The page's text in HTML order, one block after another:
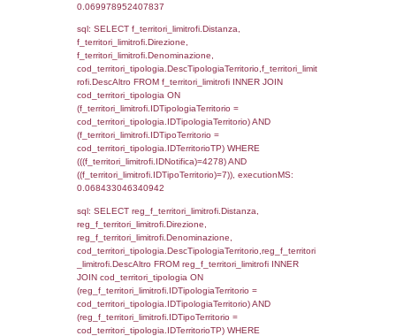
f_territori_limitrofi INNER JOIN
(f_territori_limitrofi.IDTipologiaTerritorio =
cod_territori_tipologia.IDTipologiaTerritorio
f_territori_limitrofi.IDTipoTerritorio =
cod_territori_tipologia.IDTerritorioTP )
((f_territori_limitrofi.IDNotifica) = 4278 ) AND
cod_territori_tipologia.IDTerritorioTP = 1)
executionMS: 0.073024988174438
sql: SELECT f_territori_limitrofi.Distanza,
f_territori_limitrofi.Direzione,
f_territori_limitrofi.Denominazione,
f_territori_limitrofi.DescAltro,
f_territori_limitrofi INNER JOIN